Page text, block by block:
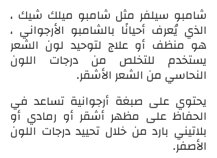
شامبو سيلفر مثل شامبو ميلك شيك ،
الذي يُعرف أحيانًا بالشامبو الأرجواني ،
هو منظف أو علاج لتوحيد لون الشعر
يستخدم للتخلص من درجات اللون
النحاسي من الشعر الأشقر.
يحتوي على صبغة أرجوانية تساعد في
الحفاظ على مظهر أشقر أو رمادي أو
بلاتيني بارد من خلال تحييد درجات اللون
الأصفر.